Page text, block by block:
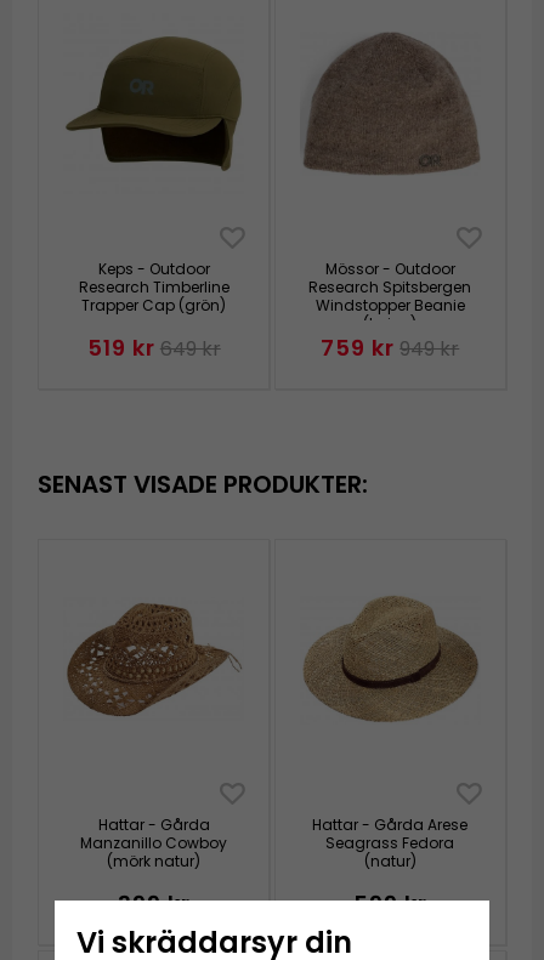
Keps - Outdoor
Research Timberline
Trapper Cap (grön)
519 kr 649 kr
Mössor - Outdoor
Research Spitsbergen
Windstopper Beanie
(beige)
759 kr 949 kr
SENAST VISADE PRODUKTER:
Hattar - Gårda
Manzanillo Cowboy
(mörk natur)
399 kr
Hattar - Gårda Arese
Seagrass Fedora
(natur)
599 kr
Vi skräddarsyr din